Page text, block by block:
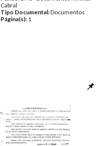
Cabral
Tipo Documental:Documentos
Página(s): 1